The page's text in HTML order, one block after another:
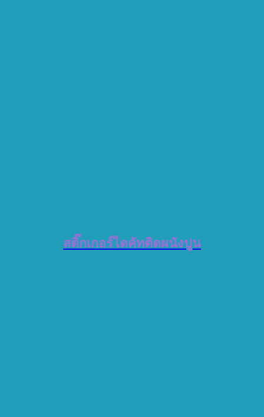
สติ๊กเกอร์ไดคัทติดผนังปูน